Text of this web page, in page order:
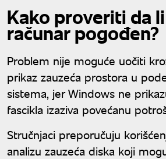
Kako proveriti da
računar pogođen?
Problem nije moguće uočiti
prikaz zauzeća prostora u
sistema, jer Windows ne
fascikla izaziva povećanu
Stručnjaci preporučuju
analizu zauzeća diska koji